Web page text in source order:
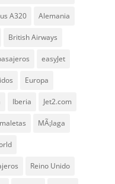
A320 Alemania
British Airways
easyJet
Europa
Iberia Jet2.com
maletas MÃ¡laga
Reino Unido